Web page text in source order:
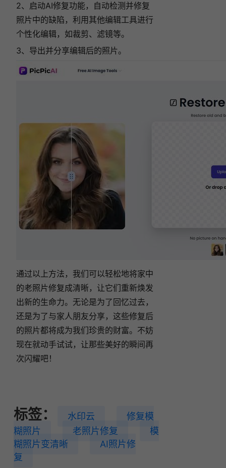
2、启动AI修复功能，自动检测并修复
照片中的缺陷，利用其他编辑工具进行
个性化编辑，如裁剪、滤镜等。
3、导出并分享编辑后的照片。
通过以上方法，我们可以轻松地将家中
的老照片修复成清晰，让它们重新焕发
出新的生命力。无论是为了回忆过去，
还是为了与家人朋友分享，这些修复后
的照片都将成为我们珍贵的财富。不妨
现在就动手试试，让那些美好的瞬间再
次闪耀吧！
标签： 水印云
修复模
糊照片
老照片修复
模
糊照片变清晰
AI照片修
复